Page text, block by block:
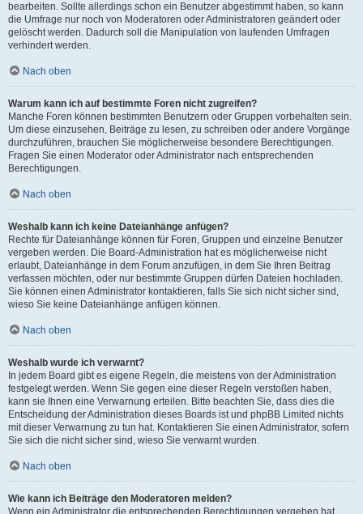
bearbeiten. Sollte allerdings schon ein Benutzer abgestimmt haben, so kann
die Umfrage nur noch von Moderatoren oder Administratoren geändert oder
gelöscht werden. Dadurch soll die Manipulation von laufenden Umfragen
verhindert werden.
Nach oben
Warum kann ich auf bestimmte Foren nicht zugreifen?
Manche Foren können bestimmten Benutzern oder Gruppen vorbehalten sein.
Um diese einzusehen, Beiträge zu lesen, zu schreiben oder andere Vorgänge
durchzuführen, brauchen Sie möglicherweise besondere Berechtigungen.
Fragen Sie einen Moderator oder Administrator nach entsprechenden
Berechtigungen.
Nach oben
Weshalb kann ich keine Dateianhänge anfügen?
Rechte für Dateianhänge können für Foren, Gruppen und einzelne Benutzer
vergeben werden. Die Board-Administration hat es möglicherweise nicht
erlaubt, Dateianhänge in dem Forum anzufügen, in dem Sie Ihren Beitrag
verfassen möchten, oder nur bestimmte Gruppen dürfen Dateien hochladen.
Sie können einen Administrator kontaktieren, falls Sie sich nicht sicher sind,
wieso Sie keine Dateianhänge anfügen können.
Nach oben
Weshalb wurde ich verwarnt?
In jedem Board gibt es eigene Regeln, die meistens von der Administration
festgelegt werden. Wenn Sie gegen eine dieser Regeln verstoßen haben,
kann sie Ihnen eine Verwarnung erteilen. Bitte beachten Sie, dass dies die
Entscheidung der Administration dieses Boards ist und phpBB Limited nichts
mit dieser Verwarnung zu tun hat. Kontaktieren Sie einen Administrator, sofern
Sie sich die nicht sicher sind, wieso Sie verwarnt wurden.
Nach oben
Wie kann ich Beiträge den Moderatoren melden?
Wenn ein Administrator die entsprechenden Berechtigungen vergeben hat,